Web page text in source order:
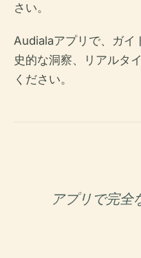
さい。
Audialaアプリで、ガイ
史的な洞察、リアルタ
ください。
アプリで完全